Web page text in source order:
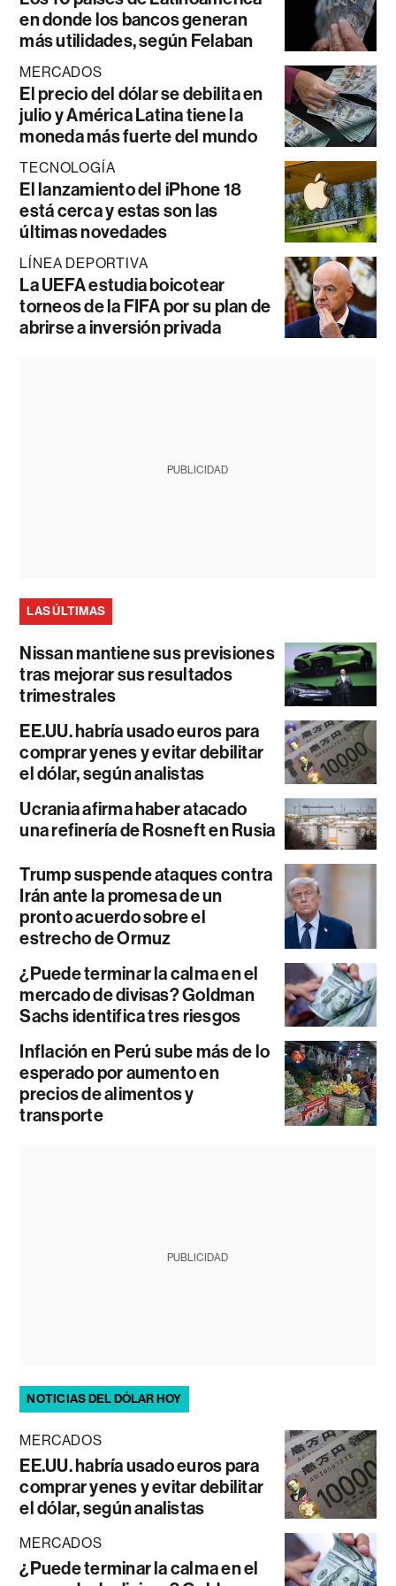
en donde los bancos generan
más utilidades, según Felaban
MERCADOS
El precio del dólar se debilita en
julio y América Latina tiene la
moneda más fuerte del mundo
TECNOLOGÍA
El lanzamiento del iPhone 18
está cerca y estas son las
últimas novedades
LÍNEA DEPORTIVA
La UEFA estudia boicotear
torneos de la FIFA por su plan de
abrirse a inversión privada
PUBLICIDAD
LAS ÚLTIMAS
Nissan mantiene sus previsiones
tras mejorar sus resultados
trimestrales
EE.UU. habría usado euros para
comprar yenes y evitar debilitar
el dólar, según analistas
Ucrania afirma haber atacado
una refinería de Rosneft en Rusia
Trump suspende ataques contra
Irán ante la promesa de un
pronto acuerdo sobre el
estrecho de Ormuz
¿Puede terminar la calma en el
mercado de divisas? Goldman
Sachs identifica tres riesgos
Inflación en Perú sube más de lo
esperado por aumento en
precios de alimentos y
transporte
PUBLICIDAD
NOTICIAS DEL DÓLAR HOY
MERCADOS
EE.UU. habría usado euros para
comprar yenes y evitar debilitar
el dólar, según analistas
MERCADOS
¿Puede terminar la calma en el